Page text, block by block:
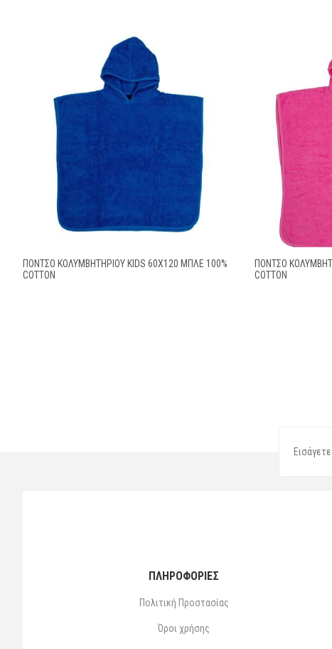
ΠΌΝΤΣΟ ΚΟΛΥΜΒΗΤΗΡΊΟΥ KIDS 60X120 ΜΠΛΕ 100%
COTTON
ΠΌΝΤΣΟ
COTTON
ΠΛΗΡΟΦΟΡΙΕΣ
Πολιτική Προστασίας
Όροι χρήσης